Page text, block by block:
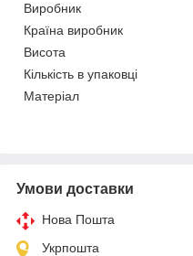
Виробник
Країна виробник
Висота
Кількість в упаковці
Матеріал
Умови доставки
Нова Пошта
Укрпошта